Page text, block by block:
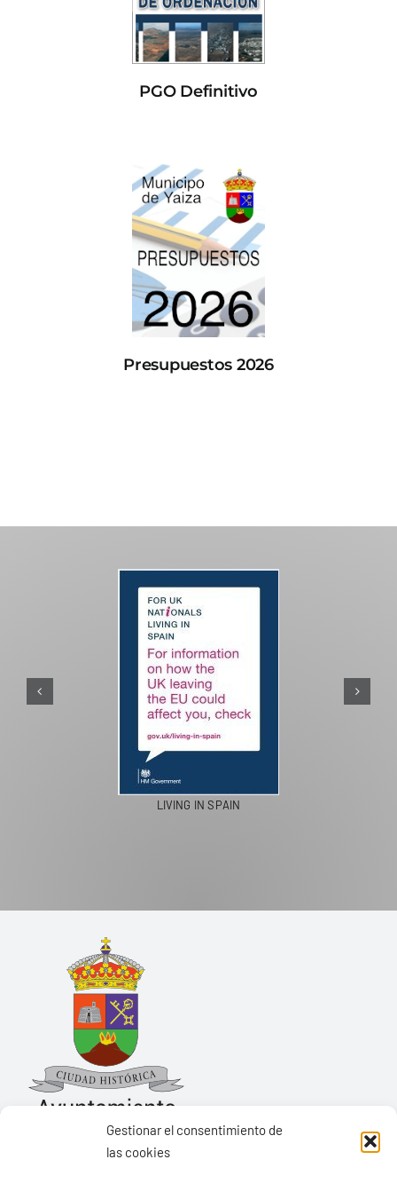
Gestionar el consentimiento de
las cookies
PGO Definitivo
Presupuestos 2026
PASEOS EN CAMELLO